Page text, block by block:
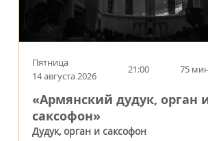
Пятница
14 августа 2026
21:00 75
«Армянский дудук, орган
саксофон»
Дудук, орган и саксофон